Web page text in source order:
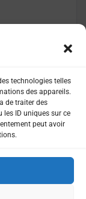
technologies telles
des appareils.
de traiter des
ID uniques sur ce
peut avoir